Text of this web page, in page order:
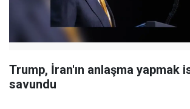
Trump, İran'ın anlaşma yapmak
savundu